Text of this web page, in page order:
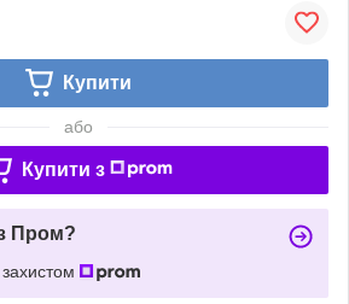
Купити
або
Купити з
Пром?